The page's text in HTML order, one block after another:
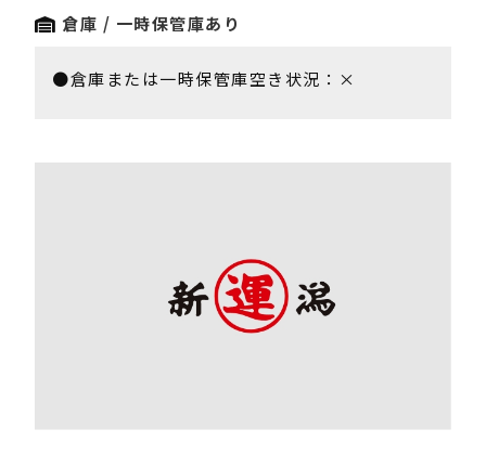
倉庫 / 一時保管庫あり
●倉庫または一時保管庫空き状況：×